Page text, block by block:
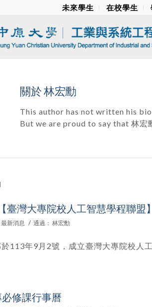
未來學生 在校學生
關於林宏勳
This author has not written his bio
But we are proud to say that 林宏
臺灣大專院校人工智慧學程聯
最新消息 / 通過： 林宏勳
113年9月2號，成立臺灣大專院校人
修課行事曆